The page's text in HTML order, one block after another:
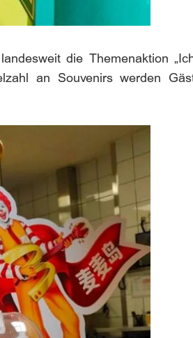
die Themenaktion
an Souvenirs werden